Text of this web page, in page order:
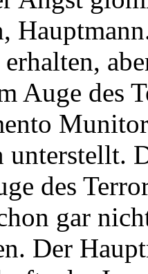
Auge des
des
gar
Der